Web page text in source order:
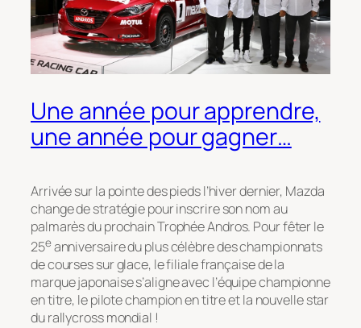
Une année pour apprendre,
une année pour gagner…
Arrivée sur la pointe des pieds l’hiver dernier, Mazda
change de stratégie pour inscrire son nom au
palmarès du prochain Trophée Andros. Pour fêter le
25eanniversaire du plus célèbre des championnats
de courses sur glace, le filiale française de la
marque japonaise s’aligne avec l’équipe championne
en titre, le pilote champion en titre et la nouvelle star
du rallycross mondial !